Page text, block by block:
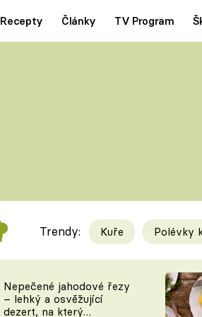
Recepty Články TV Program
Videorecepty
TEĎ VAŘÍ ŠÉF!
Trendy: Kuře Polévky
Nepečené jahodové řezy
– lehký a osvěžující
dezert, na který